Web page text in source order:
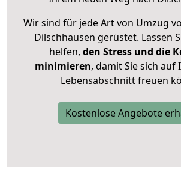
Wir sind für jede Art von Umzug
Dilschhausen gerüstet. Lassen
helfen, den Stress und die
minimieren, damit Sie sich auf
Lebensabschnitt freuen
Kostenlose Angebote